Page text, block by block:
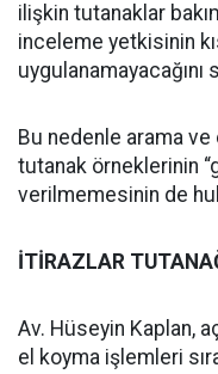
ilişkin tutanaklar
inceleme yetkisinin
uygulanamayacağını
Bu nedenle arama
tutanak örneklerinin
verilmemesinin de
İTİRAZLAR
Av. Hüseyin Kaplan,
el koyma işlemleri